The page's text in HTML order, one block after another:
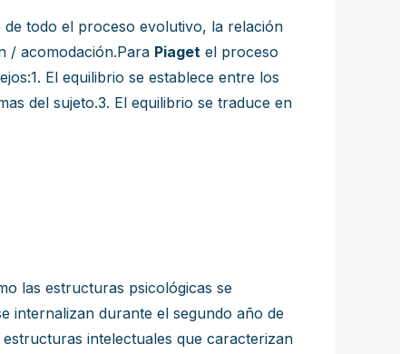
todo el proceso evolutivo, la relación
/ acomodación.Para Piaget el proceso
El equilibrio se establece entre los
del sujeto.3. El equilibrio se traduce en
las estructuras psicológicas se
internalizan durante el segundo año de
intelectuales que caracterizan